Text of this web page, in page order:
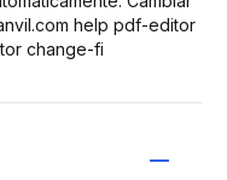
help pdf-editor
change-fi